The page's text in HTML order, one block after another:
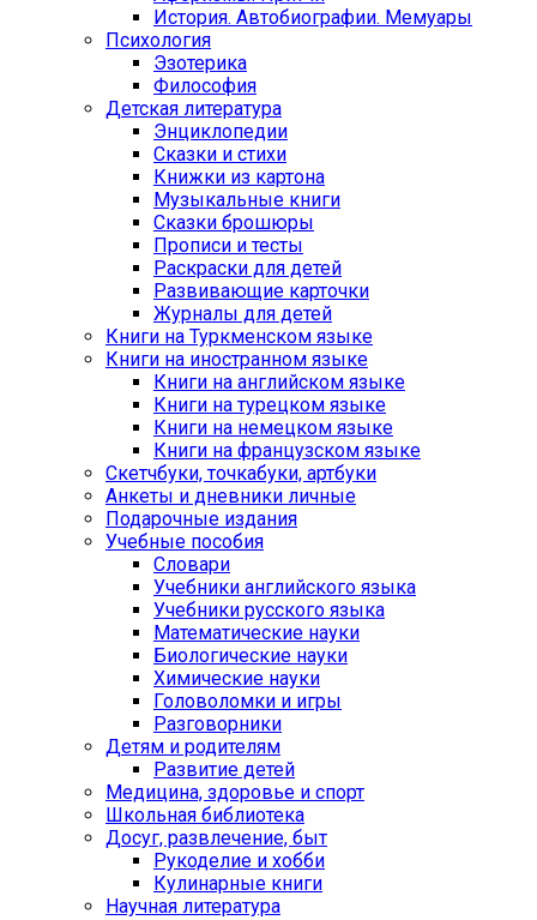
История. Автобиографии. Мемуары
Психология
Эзотерика
Философия
Детская литература
Энциклопедии
Сказки и стихи
Книжки из картона
Музыкальные книги
Сказки брошюры
Прописи и тесты
Раскраски для детей
Развивающие карточки
Журналы для детей
Книги на Туркменском языке
Книги на иностранном языке
Книги на английском языке
Книги на турецком языке
Книги на немецком языке
Книги на французском языке
Cкетчбуки, точкабуки, артбуки
Анкеты и дневники личные
Подарочные издания
Учебные пособия
Словари
Учебники английского языка
Учебники русского языка
Математические науки
Биологические науки
Химические науки
Головоломки и игры
Разговорники
Детям и родителям
Развитие детей
Медицина, здоровье и спорт
Школьная библиотека
Досуг, развлечение, быт
Рукоделие и хобби
Кулинарные книги
Научная литература